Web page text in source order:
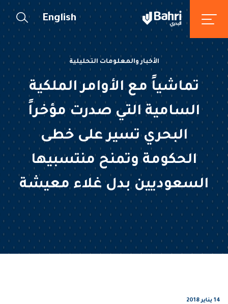
English
الأخبار والمعلومات التحليلية
تماشياً مع الأوامر الملكية
السامية التي صدرت مؤخراً
البحري تسير على خطى
الحكومة وتمنح منتسبيها
السعوديين بدل غلاء معيشة
14 يناير 2018